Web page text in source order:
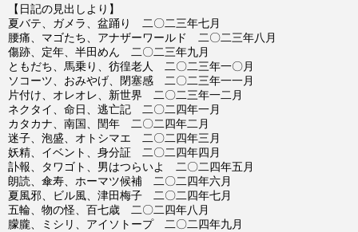
【日記の見出しより】
夏バテ、ガメラ、盆踊り 二〇二三年七月
腰痛、マゴたち、アナザーワールド 二〇二三年八月
傷跡、定年、半田めん 二〇二三年九月
ともだち、馬乗り、彷徨老人 二〇二三年一〇月
ソコーツ、おみやげ、閉塞感 二〇二三年一一月
片付け、オレオレ、新世界 二〇二三年一二月
ネクタイ、命日、逃亡記 二〇二四年一月
カタカナ、南国、閏年 二〇二四年二月
迷子、泡盛、オトシマエ 二〇二四年三月
妖精、イベント、身分証 二〇二四年四月
訃報、タワゴト、男はつらいよ 二〇二四年五月
朗読、傘寿、ホーマツ候補 二〇二四年六月
夏風邪、ビル風、津田梅子 二〇二四年七月
五輪、物の怪、百七歳 二〇二四年八月
朦朧、ミシリ、アイソトープ 二〇二四年九月